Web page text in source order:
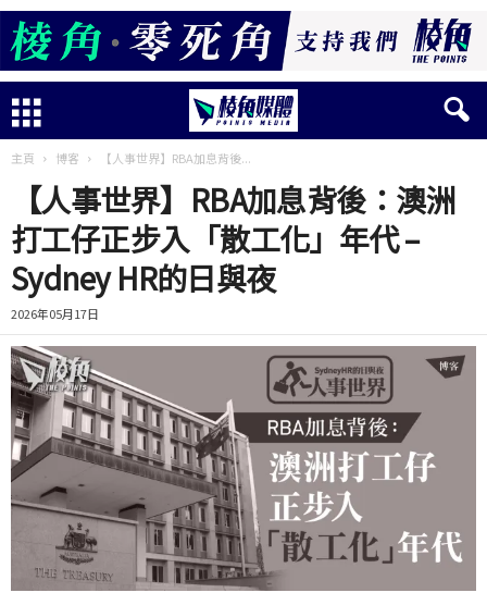
主頁 博客 【人事世界】RBA加息背後...
【人事世界】RBA加息背後：澳洲
打工仔正步入「散工化」年代 –
Sydney HR的日與夜
2026年05月17日